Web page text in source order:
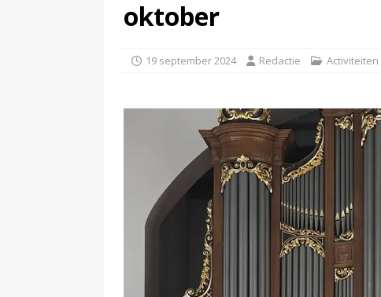
oktober
19 september 2024 Redactie Activiteiten